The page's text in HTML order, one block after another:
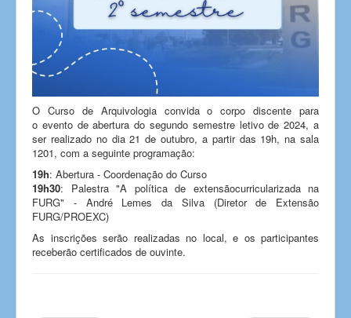
O Curso de Arquivologia convida o corpo discente para
o evento de abertura do segundo semestre letivo de 2024, a
ser realizado no dia 21 de outubro, a partir das 19h, na sala
1201, com a seguinte programação:
19h: Abertura - Coordenação do Curso
19h30: Palestra "A política de extensãocurricularizada na
FURG" - André Lemes da Silva (Diretor de Extensão
FURG/PROEXC)
As inscrições serão realizadas no local, e os participantes
receberão certificados de ouvinte.